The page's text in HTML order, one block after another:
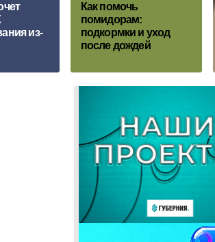
из-
Как помочь
помидорам:
подкормки и уход
после дождей